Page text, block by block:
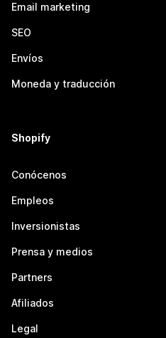
Email marketing
SEO
Envíos
Moneda y traducción
Shopify
Conócenos
Empleos
Inversionistas
Prensa y medios
Partners
Afiliados
Legal